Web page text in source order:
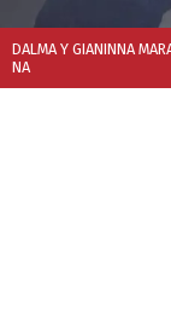
DALMA Y GIANINNA
NA